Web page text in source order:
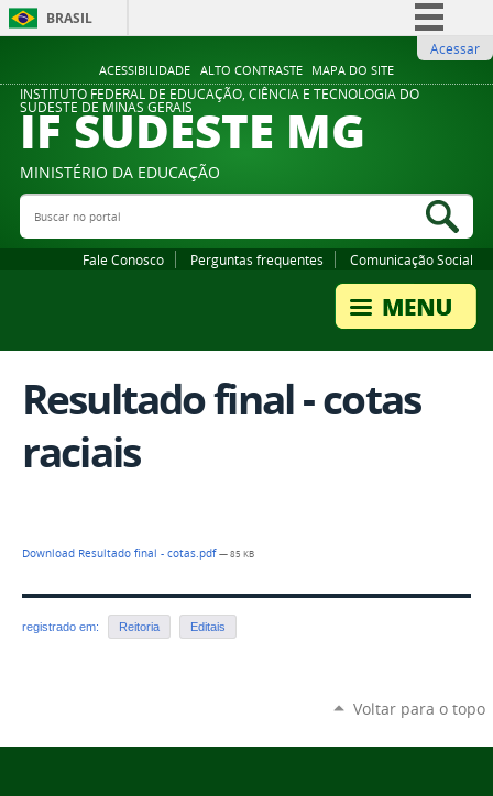
ACESSIBILIDADE ALTO CONTRASTE MAPA DO SITE
BRASIL
Comunica BR
Participe
Legislação
Acessar
INSTITUTO FEDERAL DE EDUCAÇÃO, CIÊNCIA E TECNOLOGIA DO
SUDESTE DE MINAS GERAIS
IF SUDESTE MG
MINISTÉRIO DA EDUCAÇÃO
Buscar no portal
Fale Conosco Perguntas frequentes Comunicação Social
Resultado final - cotas
raciais
Download Resultado final - cotas.pdf— 85 KB
registrado em: Reitoria Editais
Voltar para o topo